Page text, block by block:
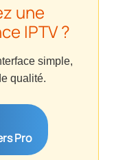
une
IPTV ?
simple,
qualité.
Pro